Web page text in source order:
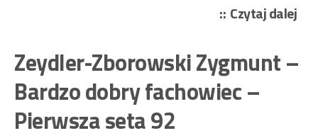
Czytaj dalej
Zeydler-Zborowski Zygmunt –
Bardzo dobry fachowiec –
Pierwsza seta 92